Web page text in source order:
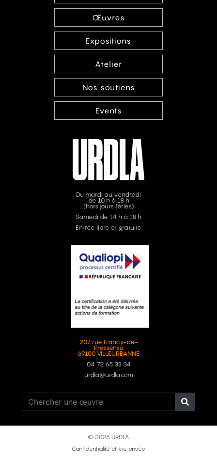
Œuvres
Expositions
Atelier
Nos soutiens
Events
Du mardi au vendredi
de 10 h à 18 h
(hors jours fériés)
Samedi de 14 h à 18 h
Entrée libre et gratuite
207 rue Francis-de-
Pressensé
69100 VILLEURBANNE
04 72 65 33 34
urdla@urdla.com
© 2026 URDLA
Confidentialité et vie privée